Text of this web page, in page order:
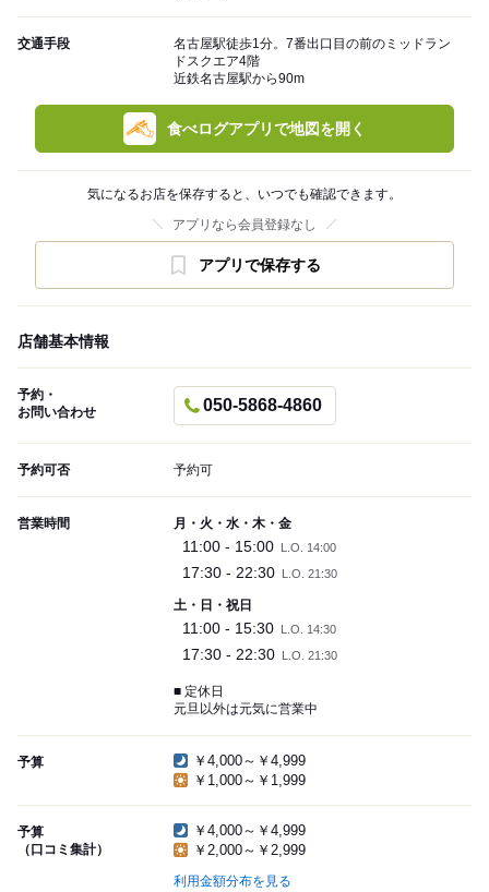
交通手段
名古屋駅徒歩1分。7番出口目の前のミッドラン
ドスクエア4階
近鉄名古屋駅から90m
食べログアプリで地図を開く
気になるお店を保存すると、いつでも確認できます。
アプリなら会員登録なし
アプリで保存する
店舗基本情報
予約・
お問い合わせ
050-5868-4860
予約可否 予約可
営業時間 月・火・水・木・金
11:00 - 15:00 L.O. 14:00
17:30 - 22:30 L.O. 21:30
土・日・祝日
11:00 - 15:30 L.O. 14:30
17:30 - 22:30 L.O. 21:30
■ 定休日
元旦以外は元気に営業中
予算
￥4,000～￥4,999
￥1,000～￥1,999
予算
（口コミ集計）
￥4,000～￥4,999
￥2,000～￥2,999
利用金額分布を見る